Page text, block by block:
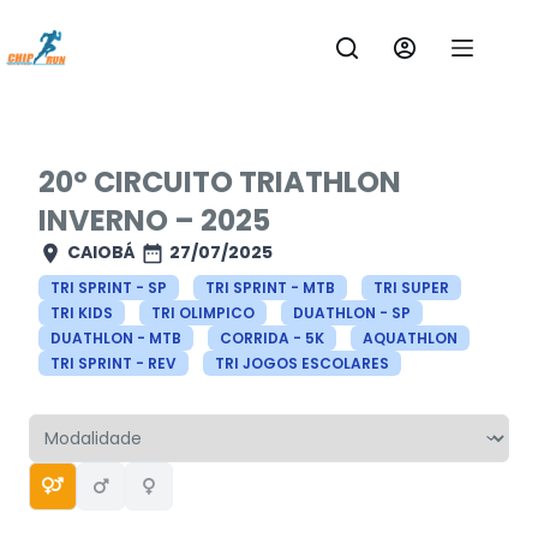
o
20º CIRCUITO TRIATHLON
INVERNO – 2025
CAIOBÁ 27/07/2025
TRI SPRINT - SP TRI SPRINT - MTB
TRI SUPER
TRI KIDS
TRI OLIMPICO
DUATHLON - SP
DUATHLON - MTB
CORRIDA - 5K
AQUATHLON
TRI SPRINT - REV
TRI JOGOS ESCOLARES